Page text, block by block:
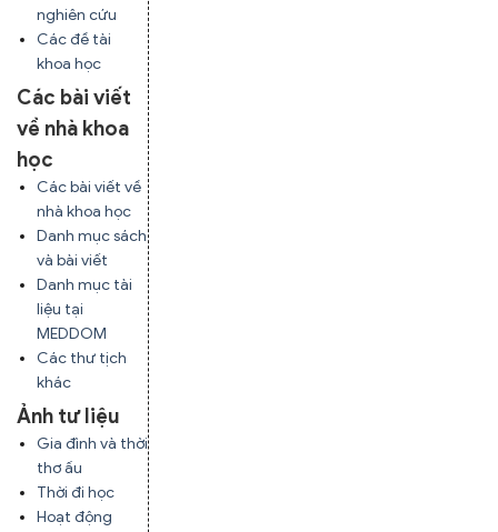
nghiên cứu
Các đề tài
khoa học
Các bài viết
về nhà khoa
học
Các bài viết về
nhà khoa học
Danh mục sách
và bài viết
Danh mục tài
liệu tại
MEDDOM
Các thư tịch
khác
Ảnh tư liệu
Gia đình và thời
thơ ấu
Thời đi học
Hoạt động